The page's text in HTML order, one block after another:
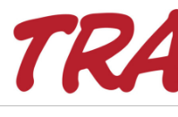
content